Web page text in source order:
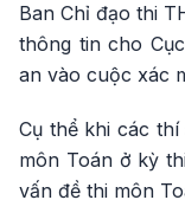
Ban Chỉ đạo thi
thông tin cho
an vào cuộc xác
Cụ thể khi các
môn Toán ở kỳ
vấn đề thi môn